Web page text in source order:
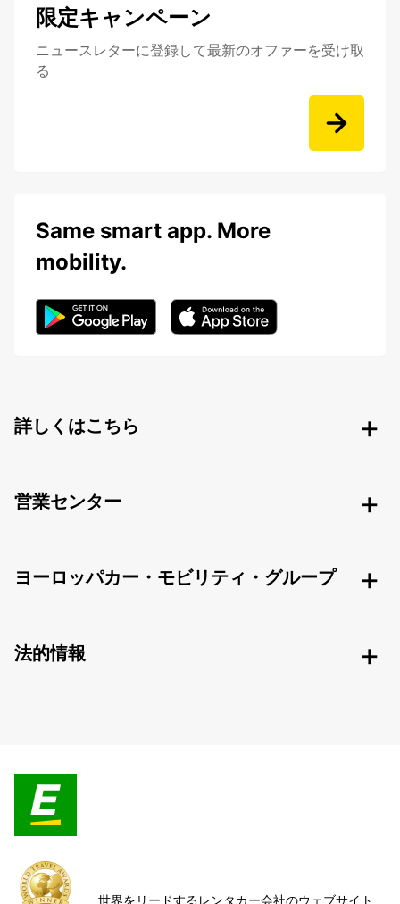
限定キャンペーン
ニュースレターに登録して最新のオファーを受け取
る
Same smart app. More
mobility.
詳しくはこちら
営業センター
ヨーロッパカー・モビリティ・グループ
法的情報
世界をリードするレンタカー会社のウェブサイト